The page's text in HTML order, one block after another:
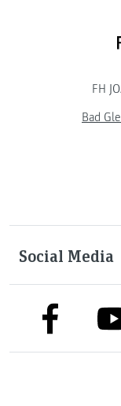
FH
Bad
Social Media
link to